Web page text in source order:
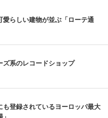
愛らしい建物が並ぶ「ローテ通
ズ系のレコードショップ
も登録されているヨーロッパ最大